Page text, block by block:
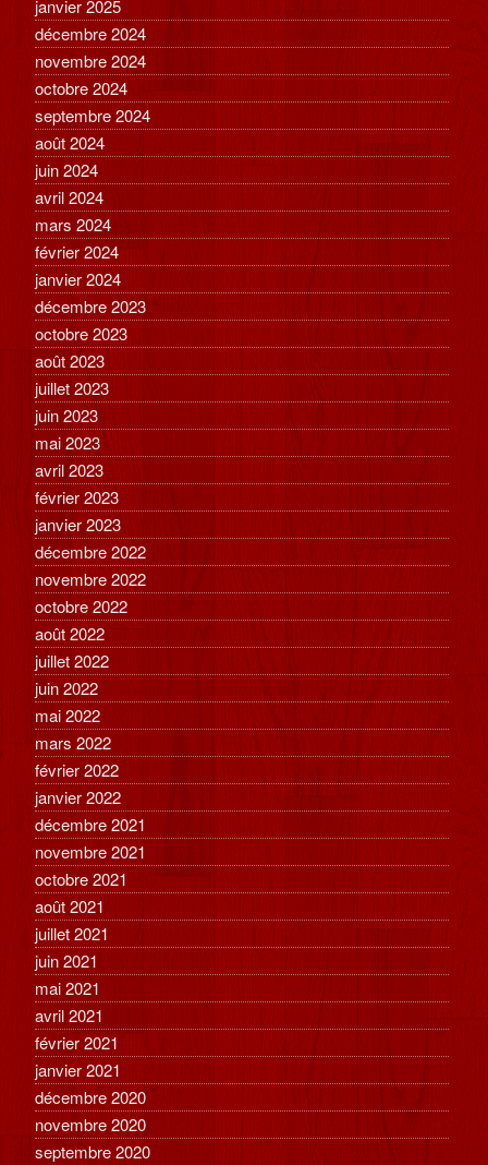
janvier 2025
décembre 2024
novembre 2024
octobre 2024
septembre 2024
août 2024
juin 2024
avril 2024
mars 2024
février 2024
janvier 2024
décembre 2023
octobre 2023
août 2023
juillet 2023
juin 2023
mai 2023
avril 2023
février 2023
janvier 2023
décembre 2022
novembre 2022
octobre 2022
août 2022
juillet 2022
juin 2022
mai 2022
mars 2022
février 2022
janvier 2022
décembre 2021
novembre 2021
octobre 2021
août 2021
juillet 2021
juin 2021
mai 2021
avril 2021
février 2021
janvier 2021
décembre 2020
novembre 2020
septembre 2020